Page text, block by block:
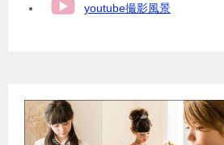
youtube撮影風景